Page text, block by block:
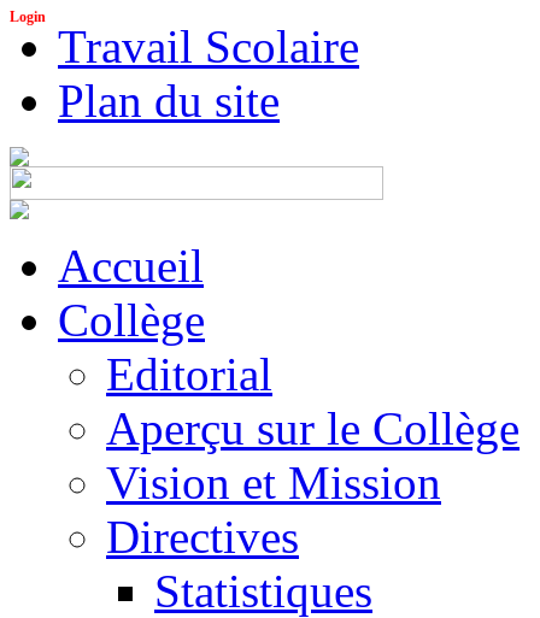
Login
Travail Scolaire
Plan du site
Accueil
Collège
Editorial
Aperçu sur le Collège
Vision et Mission
Directives
Statistiques